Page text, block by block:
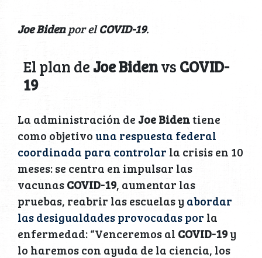
Joe Bidenpor elCOVID-19.
El plan de Joe Bidenvs COVID-
19
La administración de Joe Bidentiene
como objetivouna respuesta federal
coordinada para controlar la crisis en 10
meses: se centra en impulsar las
vacunasCOVID-19, aumentar las
pruebas, reabrir las escuelas y abordar
las desigualdades provocadas por la
enfermedad: “Venceremos al COVID-19y
lo haremos con ayuda de la ciencia, los